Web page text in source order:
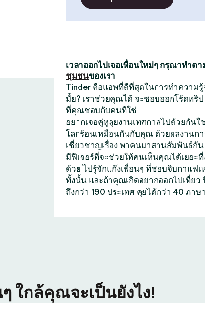
เวลาออกไปเจอเพื่อนใหม่ๆ กรุณาทำตา
ชุมชนของเรา
Tinder คือแอพที่ดีที่สุดในการทำความ
มั้ย? เราช่วยคุณได้ จะชอบออกโร้ดทริ
ที่คุณชอบกับคนที่ใช่
อยากเจอคู่หูลุยงานเทศกาลไปด้วยกัน
โลกร้อนเหมือนกันกับคุณ ด้วยผลงานกา
เชี่ยวชาญเรื่อง พาคนมาสานสัมพันธ์กัน
มีฟีเจอร์ที่จะช่วยให้คนเห็นคุณได้เยอ
ด้วย ไปรู้จักแก๊งเพื่อนๆ ที่ชอบจิบกาแ
ทั้งนั้น และถ้าคุณเกิดอยากออกไปเที่ยว
ถึงกว่า 190 ประเทศ คุยได้กว่า 40 ภาษ
ใกล้คุณจะเป็นยังไง!